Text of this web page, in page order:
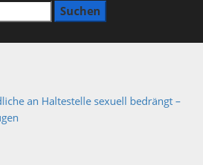
an Haltestelle sexuell bedrängt –